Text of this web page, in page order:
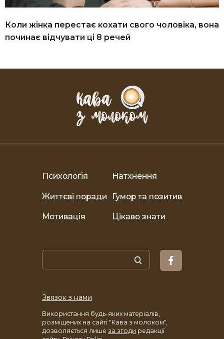
Коли жінка перестає кохати свого чоловіка, вона
починає відчувати ці 8 речей
Психологія Натхнення
Життєві поради Гумор та позитив
Мотивація Цікаво знати
Звязок з нами
Використання будь-яких матеріалів,
розміщених на сайті "Кава з молоком",
дозволяється лише за згоди редакції